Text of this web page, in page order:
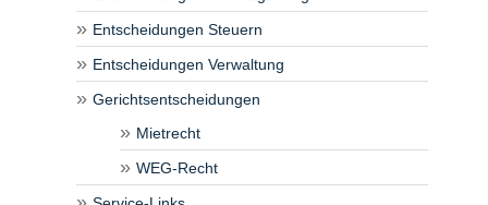
Entscheidungen Steuern
Entscheidungen Verwaltung
Gerichtsentscheidungen
Mietrecht
WEG-Recht